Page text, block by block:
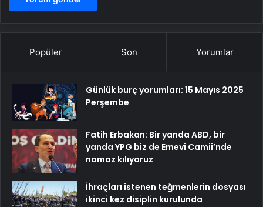
Popüler Son Yorumlar
Günlük burç yorumları: 15 Mayıs 2025
Perşembe
Fatih Erbakan: Bir yanda ABD, bir
yanda YPG biz de Emevi Camii’nde
namaz kılıyoruz
İhraçları istenen teğmenlerin dosyası
ikinci kez disiplin kurulunda